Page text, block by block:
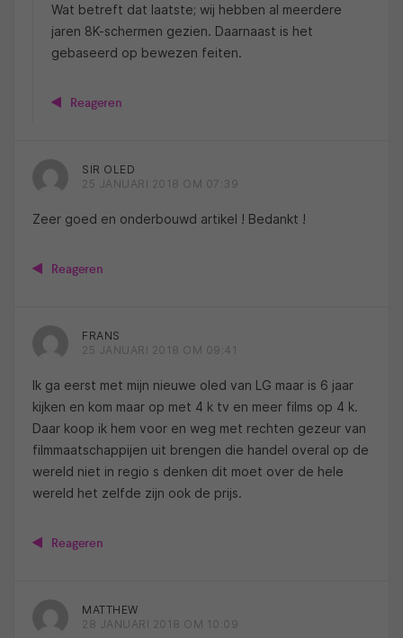
Wat betreft dat laatste; wij hebben al meerdere
jaren 8K-schermen gezien. Daarnaast is het
gebaseerd op bewezen feiten.
Reageren
SIR OLED
25 JANUARI 2018 OM 07:39
Zeer goed en onderbouwd artikel ! Bedankt !
Reageren
FRANS
25 JANUARI 2018 OM 09:41
Ik ga eerst met mijn nieuwe oled van LG maar is 6 jaar
kijken en kom maar op met 4 k tv en meer films op 4 k.
Daar koop ik hem voor en weg met rechten gezeur van
filmmaatschappijen uit brengen die handel overal op de
wereld niet in regio s denken dit moet over de hele
wereld het zelfde zijn ook de prijs.
Reageren
MATTHEW
28 JANUARI 2018 OM 10:09